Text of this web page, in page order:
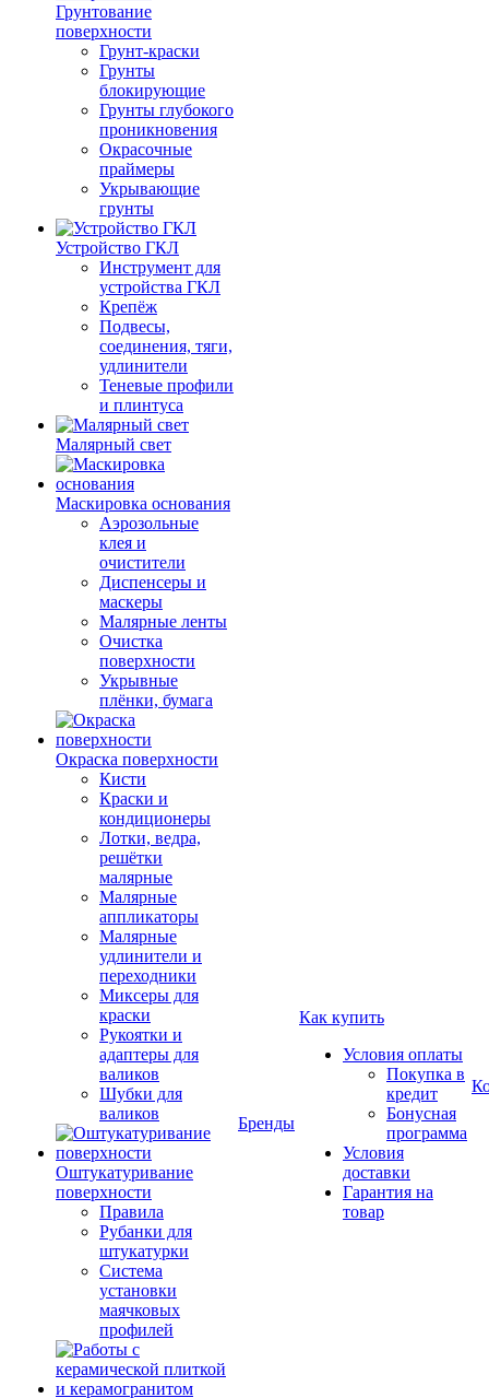
Грунтование
поверхности
Грунт-краски
Грунты
блокирующие
Грунты глубокого
проникновения
Окрасочные
праймеры
Укрывающие
грунты
Устройство ГКЛ
Инструмент для
устройства ГКЛ
Крепёж
Подвесы,
соединения, тяги,
удлинители
Теневые профили
и плинтуса
Малярный свет
Маскировка основания
Аэрозольные
клея и
очистители
Диспенсеры и
маскеры
Малярные ленты
Очистка
поверхности
Укрывные
плёнки, бумага
Окраска поверхности
Кисти
Краски и
кондиционеры
Лотки, ведра,
решётки
малярные
Малярные
аппликаторы
Малярные
удлинители и
переходники
Миксеры для
краски
Рукоятки и
адаптеры для
валиков
Шубки для
валиков
Оштукатуривание
поверхности
Правила
Рубанки для
штукатурки
Система
установки
маячковых
профилей
Бренды
Как купить
Условия оплаты
Покупка в
кредит
Бонусная
программа
Условия
доставки
Гарантия на
товар